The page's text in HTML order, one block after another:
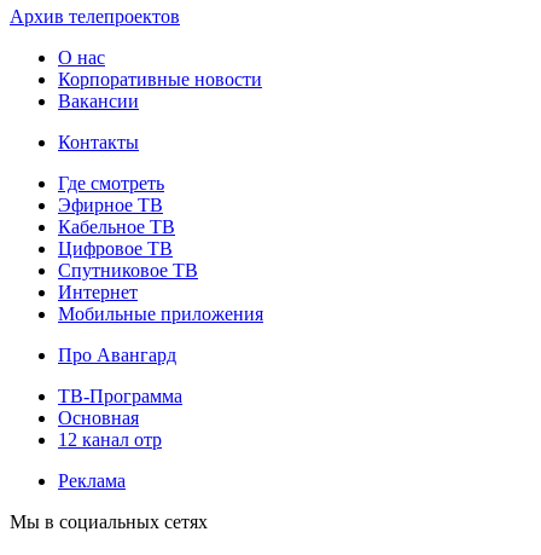
Архив телепроектов
О нас
Корпоративные новости
Вакансии
Контакты
Где смотреть
Эфирное ТВ
Кабельное ТВ
Цифровое ТВ
Спутниковое ТВ
Интернет
Мобильные приложения
Про Авангард
ТВ-Программа
Основная
12 канал отр
Реклама
Мы в социальных сетях